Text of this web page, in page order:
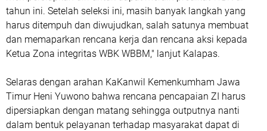
tahun ini. Setelah seleksi ini, masih banyak langkah yang
harus ditempuh dan diwujudkan, salah satunya membuat
dan memaparkan rencana kerja dan rencana aksi kepada
Ketua Zona integritas WBK WBBM," lanjut Kalapas.
Selaras dengan arahan KaKanwil Kemenkumham Jawa
Timur Heni Yuwono bahwa rencana pencapaian ZI harus
dipersiapkan dengan matang sehingga outputnya nanti
dalam bentuk pelayanan terhadap masyarakat dapat di